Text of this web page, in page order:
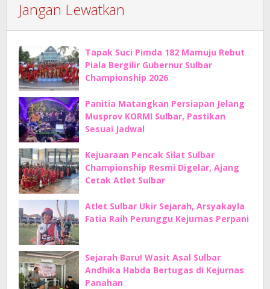
Jangan Lewatkan
Tapak Suci Pimda 182 Mamuju Rebut
Piala Bergilir Gubernur Sulbar
Championship 2026
Panitia Matangkan Persiapan Jelang
Musprov KORMI Sulbar, Pastikan
Sesuai Jadwal
Kejuaraan Pencak Silat Sulbar
Championship Resmi Digelar, Ajang
Cetak Atlet Sulbar
Atlet Sulbar Ukir Sejarah, Arsyakayla
Fatia Raih Perunggu Kejurnas Perpani
Sejarah Baru! Wasit Asal Sulbar
Andhika Habda Bertugas di Kejurnas
Panahan